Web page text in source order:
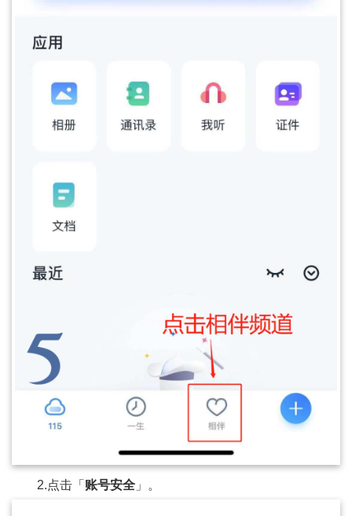
2.点击「 账号安全 」。